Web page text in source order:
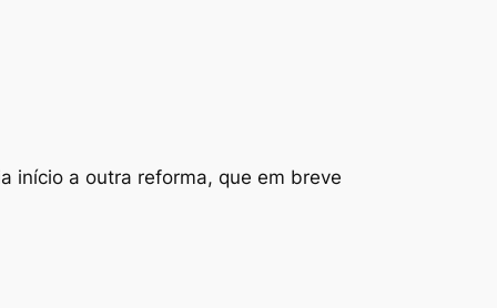
início a outra reforma, que em breve